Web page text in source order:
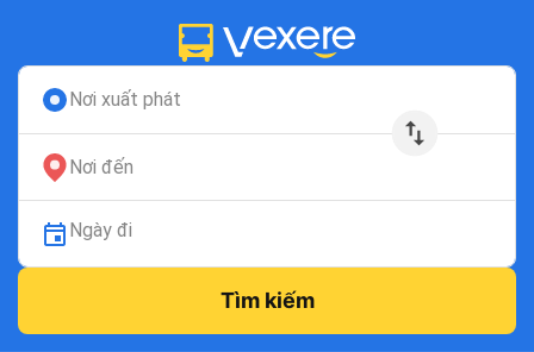
Nơi xuất phát
Nơi đến
Ngày đi
Tìm kiếm